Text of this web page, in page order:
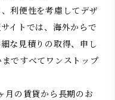
利便性を考慮してデザ
イトでは、海外からで
な見積りの取得、申し
ですべてワンストップ
月の賃貸から長期のお